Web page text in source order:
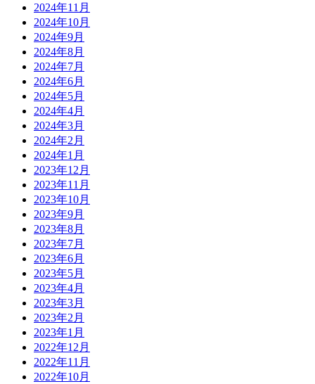
2024年11月
2024年10月
2024年9月
2024年8月
2024年7月
2024年6月
2024年5月
2024年4月
2024年3月
2024年2月
2024年1月
2023年12月
2023年11月
2023年10月
2023年9月
2023年8月
2023年7月
2023年6月
2023年5月
2023年4月
2023年3月
2023年2月
2023年1月
2022年12月
2022年11月
2022年10月